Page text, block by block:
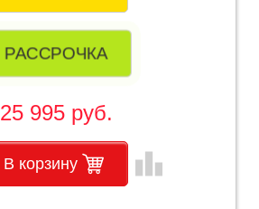
РАССРОЧКА
25 995 руб.
В корзину leaderboard